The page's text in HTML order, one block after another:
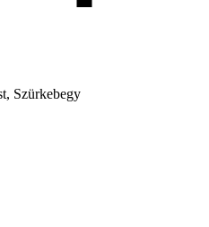
Szürkebegy